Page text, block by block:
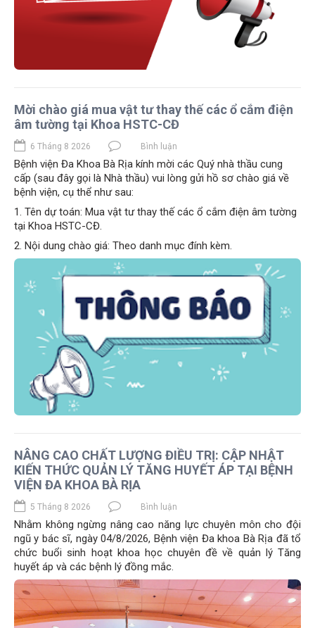
Mời chào giá mua vật tư thay thế các ổ cắm điện
âm tường tại Khoa HSTC-CĐ
6 Tháng 8 2026 Bình luận
Bệnh viện Đa Khoa Bà Rịa kính mời các Quý nhà thầu cung
cấp (sau đây gọi là Nhà thầu) vui lòng gửi hồ sơ chào giá về
bệnh viện, cụ thể như sau:
1. Tên dự toán: Mua vật tư thay thế các ổ cắm điện âm tường
tại Khoa HSTC-CĐ.
2. Nội dung chào giá: Theo danh mục đính kèm.
NÂNG CAO CHẤT LƯỢNG ĐIỀU TRỊ: CẬP NHẬT
KIẾN THỨC QUẢN LÝ TĂNG HUYẾT ÁP TẠI BỆNH
VIỆN ĐA KHOA BÀ RỊA
5 Tháng 8 2026 Bình luận
Nhằm không ngừng nâng cao năng lực chuyên môn cho đội
ngũ y bác sĩ, ngày 04/8/2026, Bệnh viện Đa khoa Bà Rịa đã tổ
chức buổi sinh hoạt khoa học chuyên đề về quản lý Tăng
huyết áp và các bệnh lý đồng mắc.